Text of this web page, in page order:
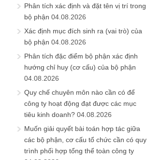
Phân tích xác định và đặt tên vị trí trong
bộ phận 04.08.2026
Xác định mục đích sinh ra (vai trò) của
bộ phận 04.08.2026
Phân tích đặc điểm bộ phận xác định
hướng chỉ huy (cơ cấu) của bộ phận
04.08.2026
Quy chế chuyên môn nào cần có để
công ty hoạt động đạt được các mục
tiêu kinh doanh? 04.08.2026
Muốn giải quyết bài toán hợp tác giữa
các bộ phận, cơ cấu tổ chức cần có quy
trình phối hợp tổng thể toàn công ty